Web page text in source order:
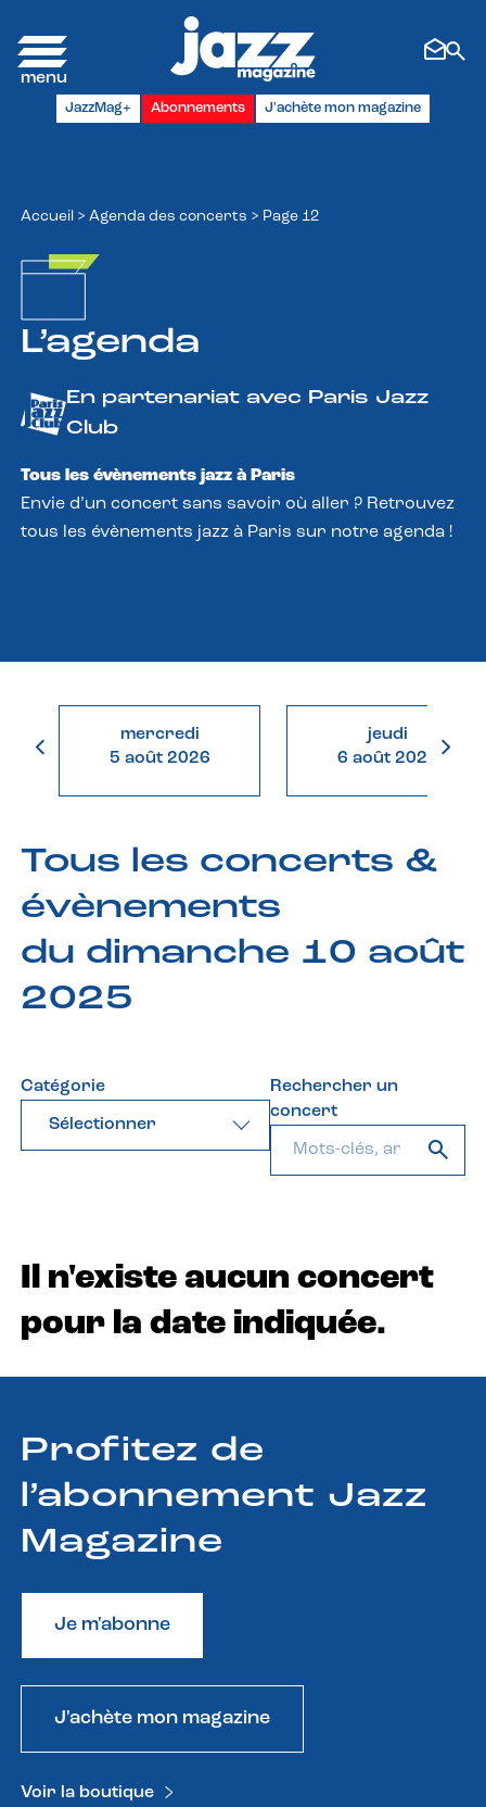
JazzMag+ Abonnements J'achète mon magazine
Accueil > Agenda des concerts > Page 12
L’agenda
En partenariat avec Paris Jazz
Club
Tous les évènements jazz à Paris
Envie d’un concert sans savoir où aller ? Retrouvez
tous les évènements jazz à Paris sur notre agenda !
mercredi
5 août 2026
jeudi
6 août 2026
Tous les concerts &
évènements
du dimanche 10 août
2025
Catégorie
Sélectionner
Rechercher un
concert
Il n'existe aucun concert
pour la date indiquée.
Profitez de
l’abonnement Jazz
Magazine
Je m'abonne
J'achète mon magazine
Voir la boutique